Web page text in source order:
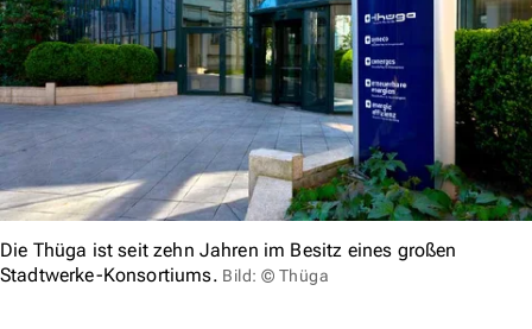
Die Thüga ist seit zehn Jahren im Besitz eines großen
Stadtwerke-Konsortiums. Bild: © Thüga